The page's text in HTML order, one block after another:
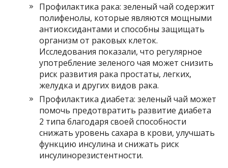
Профилактика рака: зеленый чай содержит
полифенолы, которые являются мощными
антиоксидантами и способны защищать
организм от раковых клеток.
Исследования показали, что регулярное
употребление зеленого чая может снизить
риск развития рака простаты, легких,
желудка и других видов рака.
Профилактика диабета: зеленый чай может
помочь предотвратить развитие диабета
2 типа благодаря своей способности
снижать уровень сахара в крови, улучшать
функцию инсулина и снижать риск
инсулинорезистентности.